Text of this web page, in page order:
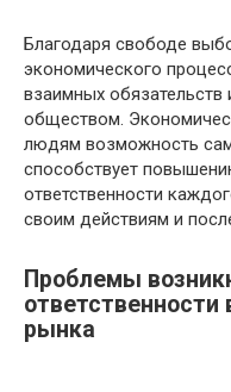
Благодаря свободе
экономического
взаимных обязательств
обществом.
людям возможность
способствует
ответственности
своим действиям и
Проблемы
ответственности
рынка